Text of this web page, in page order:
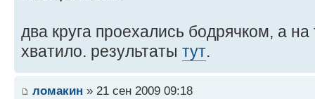
два круга проехались бодрячком, а
хватило. результаты тут.
ломакин » 21 сен 2009 09:18